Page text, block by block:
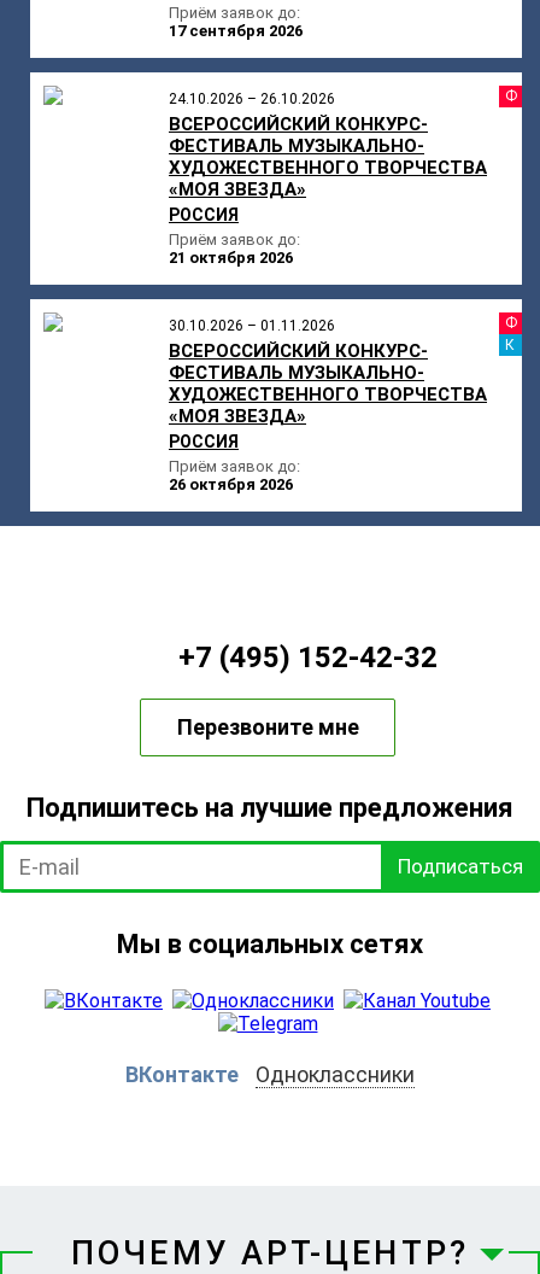
Приём заявок до:
17 сентября 2026
24.10.2026 – 26.10.2026
ВСЕРОССИЙСКИЙ КОНКУРС-
ФЕСТИВАЛЬ МУЗЫКАЛЬНО-
ХУДОЖЕСТВЕННОГО ТВОРЧЕСТВА
«МОЯ ЗВЕЗДА»
РОССИЯ
Приём заявок до:
21 октября 2026
30.10.2026 – 01.11.2026
ВСЕРОССИЙСКИЙ КОНКУРС-
ФЕСТИВАЛЬ МУЗЫКАЛЬНО-
ХУДОЖЕСТВЕННОГО ТВОРЧЕСТВА
«МОЯ ЗВЕЗДА»
РОССИЯ
Приём заявок до:
26 октября 2026
+7 (495) 152-42-32
Перезвоните мне
Подпишитесь на лучшие предложения
Подписаться
Мы в социальных сетях
ВКонтакте Одноклассники
ПОЧЕМУ АРТ-ЦЕНТР?